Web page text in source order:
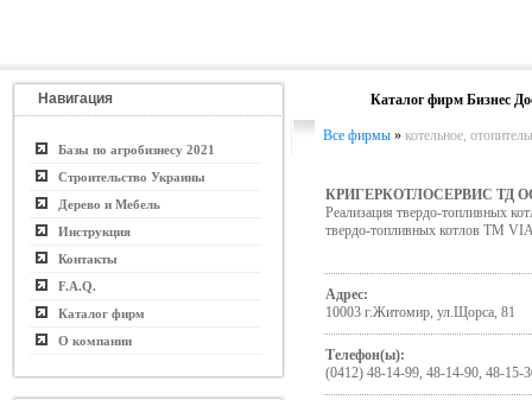
Навигация
Базы по агробизнесу 2021
Строительство Украины
Дерево и Мебель
Инструкция
Контакты
F.A.Q.
Каталог фирм
О компании
Каталог фирм Бизнес
Все фирмы » котельное,
КРИГЕРКОТЛОСЕРВИС ТД
Реализация твердо-топливных
твердо-топливных котлов ТМ
Адрес:
10003 г.Житомир, ул.Щорса, 81
Телефон(ы):
(0412) 48-14-99, 48-14-90, 48-15-